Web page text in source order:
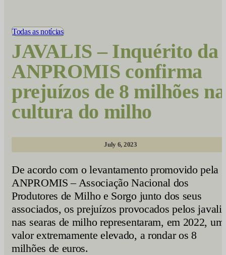
Todas as notícias
JAVALIS – Inquérito da
ANPROMIS confirma
prejuízos de 8 milhões na
cultura do milho
July 6, 2023
De acordo com o levantamento promovido pela
ANPROMIS – Associação Nacional dos
Produtores de Milho e Sorgo junto dos seus
associados, os prejuízos provocados pelos javalis
nas searas de milho representaram, em 2022, um
valor extremamente elevado, a rondar os 8
milhões de euros.